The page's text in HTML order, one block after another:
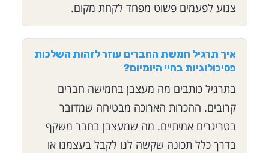
צנוע לפעמים פשוט מפחד לקחת מקום.
איך תרגיל חמשת החברים עוזר לזהות השלכות
פסיכולוגיות בחיי היומיום?
בתרגיל כותבים מה מעצבן בחמישה חברים
קרובים. ההכרות הארוכה מבטיחה שמדובר
בטריגרים אמיתיים. מה שמעצבן בחבר משקף
בדרך כלל תכונה שקשה לנו לקבל בעצמנו או